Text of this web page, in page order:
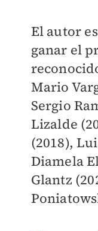
El autor
ganar el
Mario
Sergio
Lizalde
(2018),
Diamela
Glantz